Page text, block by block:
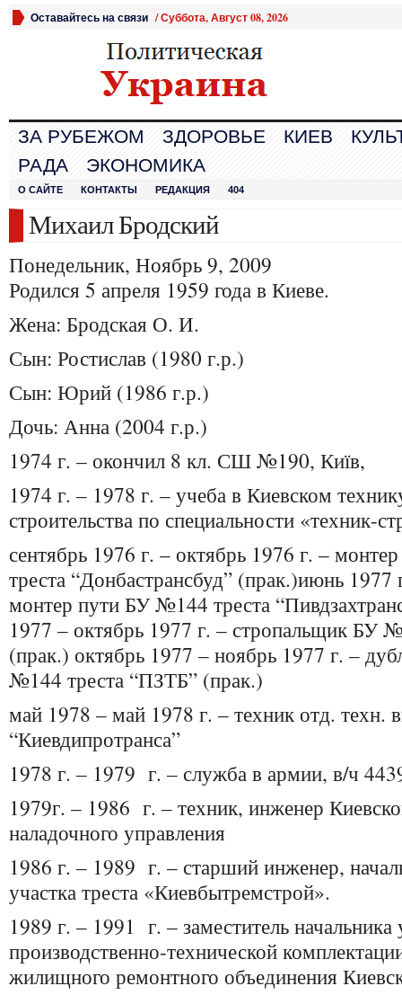
Оставайтесь на связи /Суббота, Август 08, 2026
ЗА РУБЕЖОМ ЗДОРОВЬЕ КИЕВ
РАДА
ЭКОНОМИКА
О САЙТЕ КОНТАКТЫ РЕДАКЦИЯ 404
Михаил Бродский
Понедельник, Ноябрь 9, 2009
Родился 5 апреля 1959 года в Киеве.
Жена: Бродская О. И.
Сын: Ростислав (1980 г.р.)
Сын: Юрий (1986 г.р.)
Дочь: Анна (2004 г.р.)
1974 г. – окончил 8 кл. СШ №190, Київ,
1974 г. – 1978 г. – учеба в Киевском
строительства по специальности «техник-
сентябрь 1976 г. – октябрь 1976 г. –
треста “Донбастрансбуд” (прак.)июнь
монтер пути БУ №144 треста
1977 – октябрь 1977 г. – стропальщик БУ
(прак.) октябрь 1977 – ноябрь 1977 г. –
№144 треста “ПЗТБ” (прак.)
май 1978 – май 1978 г. – техник отд. техн.
“Киевдипротранса”
1978 г. – 1979 г. – служба в армии, в/ч
1979г. – 1986 г. – техник, инженер
наладочного управления
1986 г. – 1989 г. – старший инженер,
участка треста «Киевбытремстрой».
1989 г. – 1991 г. – заместитель начальника
производственно-технической
жилищного ремонтного объединения